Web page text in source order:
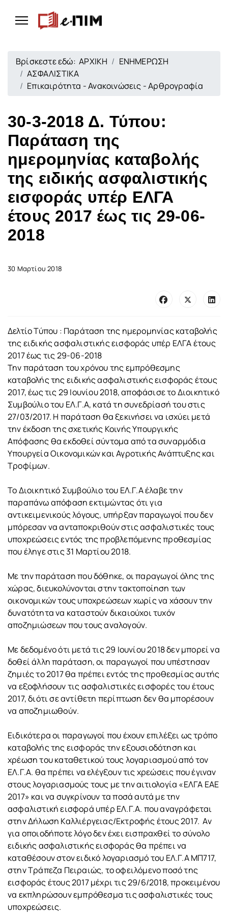
Βρίσκεστε εδώ:ΑΡΧΙΚΗ
ΕΝΗΜΕΡΩΣΗ
ΑΣΦΑΛΙΣΤΙΚΑ
Επικαιρότητα - Ανακοινώσεις - Αρθρογραφία
30-3-2018 Δ. Τύπου:
Παράταση της
ημερομηνίας καταβολής
της ειδικής ασφαλιστικής
εισφοράς υπέρ ΕΛΓΑ
έτους 2017 έως τις 29-06-
2018
30 Μαρτίου 2018
Δελτίο Τύπου : Παράταση της ημερομηνίας καταβολής
της ειδικής ασφαλιστικής εισφοράς υπέρ ΕΛΓΑ έτους
2017 έως τις 29-06-2018
Την παράταση του χρόνου της εμπρόθεσμης
καταβολής της ειδικής ασφαλιστικής εισφοράς έτους
2017, έως τις 29 Ιουνίου 2018, αποφάσισε το Διοικητικό
Συμβούλιο του ΕΛ.Γ.Α, κατά τη συνεδρίασή του στις
27/03/2017. Η παράταση θα ξεκινήσει να ισχύει μετά
την έκδοση της σχετικής Κοινής Υπουργικής
Απόφασης θα εκδοθεί σύντομα από τα συναρμόδια
Υπουργεία Οικονομικών και Αγροτικής Ανάπτυξης και
Τροφίμων.
Το Διοικητικό Συμβούλιο του ΕΛ.Γ.Α έλαβε την
παραπάνω απόφαση εκτιμώντας ότι για
αντικειμενικούς λόγους, υπήρξαν παραγωγοί που δεν
μπόρεσαν να ανταποκριθούν στις ασφαλιστικές τους
υποχρεώσεις εντός της προβλεπόμενης προθεσμίας
που έληγε στις 31 Μαρτίου 2018.
Με την παράταση που δόθηκε, οι παραγωγοί όλης της
χώρας, διευκολύνονται στην τακτοποίηση των
οικονομικών τους υποχρεώσεων χωρίς να χάσουν την
δυνατότητα να καταστούν δικαιούχοι τυχόν
αποζημιώσεων που τους αναλογούν.
Με δεδομένο ότι μετά τις 29 Ιουνίου 2018 δεν μπορεί να
δοθεί άλλη παράταση, οι παραγωγοί που υπέστησαν
ζημιές το 2017 θα πρέπει εντός της προθεσμίας αυτής
να εξοφλήσουν τις ασφαλιστικές εισφορές του έτους
2017, διότι σε αντίθετη περίπτωση δεν θα μπορέσουν
να αποζημιωθούν.
Ειδικότερα οι παραγωγοί που έχουν επιλέξει ως τρόπο
καταβολής της εισφοράς την εξουσιοδότηση και
χρέωση του καταθετικού τους λογαριασμού από τον
ΕΛ.Γ.Α. θα πρέπει να ελέγξουν τις χρεώσεις που έγιναν
στους λογαριασμούς τους με την αιτιολογία «ΕΛΓΑ ΕΑΕ
2017» και να συγκρίνουν τα ποσά αυτά με την
ασφαλιστική εισφορά υπέρ ΕΛ.Γ.Α. που αναγράφεται
στην Δήλωση Καλλιέργειας/Εκτροφής έτους 2017. Αν
για οποιοδήποτε λόγο δεν έχει εισπραχθεί το σύνολο
ειδικής ασφαλιστικής εισφοράς θα πρέπει να
καταθέσουν στον ειδικό λογαριασμό του ΕΛ.Γ.Α ΜΠ717,
στην Τράπεζα Πειραιώς, το οφειλόμενο ποσό της
εισφοράς έτους 2017 μέχρι τις 29/6/2018, προκειμένου
να εκπληρώσουν εμπρόθεσμα τις ασφαλιστικές τους
υποχρεώσεις.